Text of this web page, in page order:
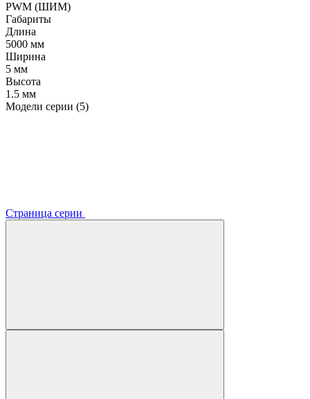
PWM (ШИМ)
Габариты
Длина
5000 мм
Ширина
5 мм
Высота
1.5 мм
Модели серии (5)
Страница серии